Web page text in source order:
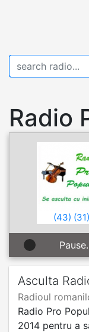
Radio
(43) (31)
Asculta
Radioul
Radio Pro
2014 pentru a